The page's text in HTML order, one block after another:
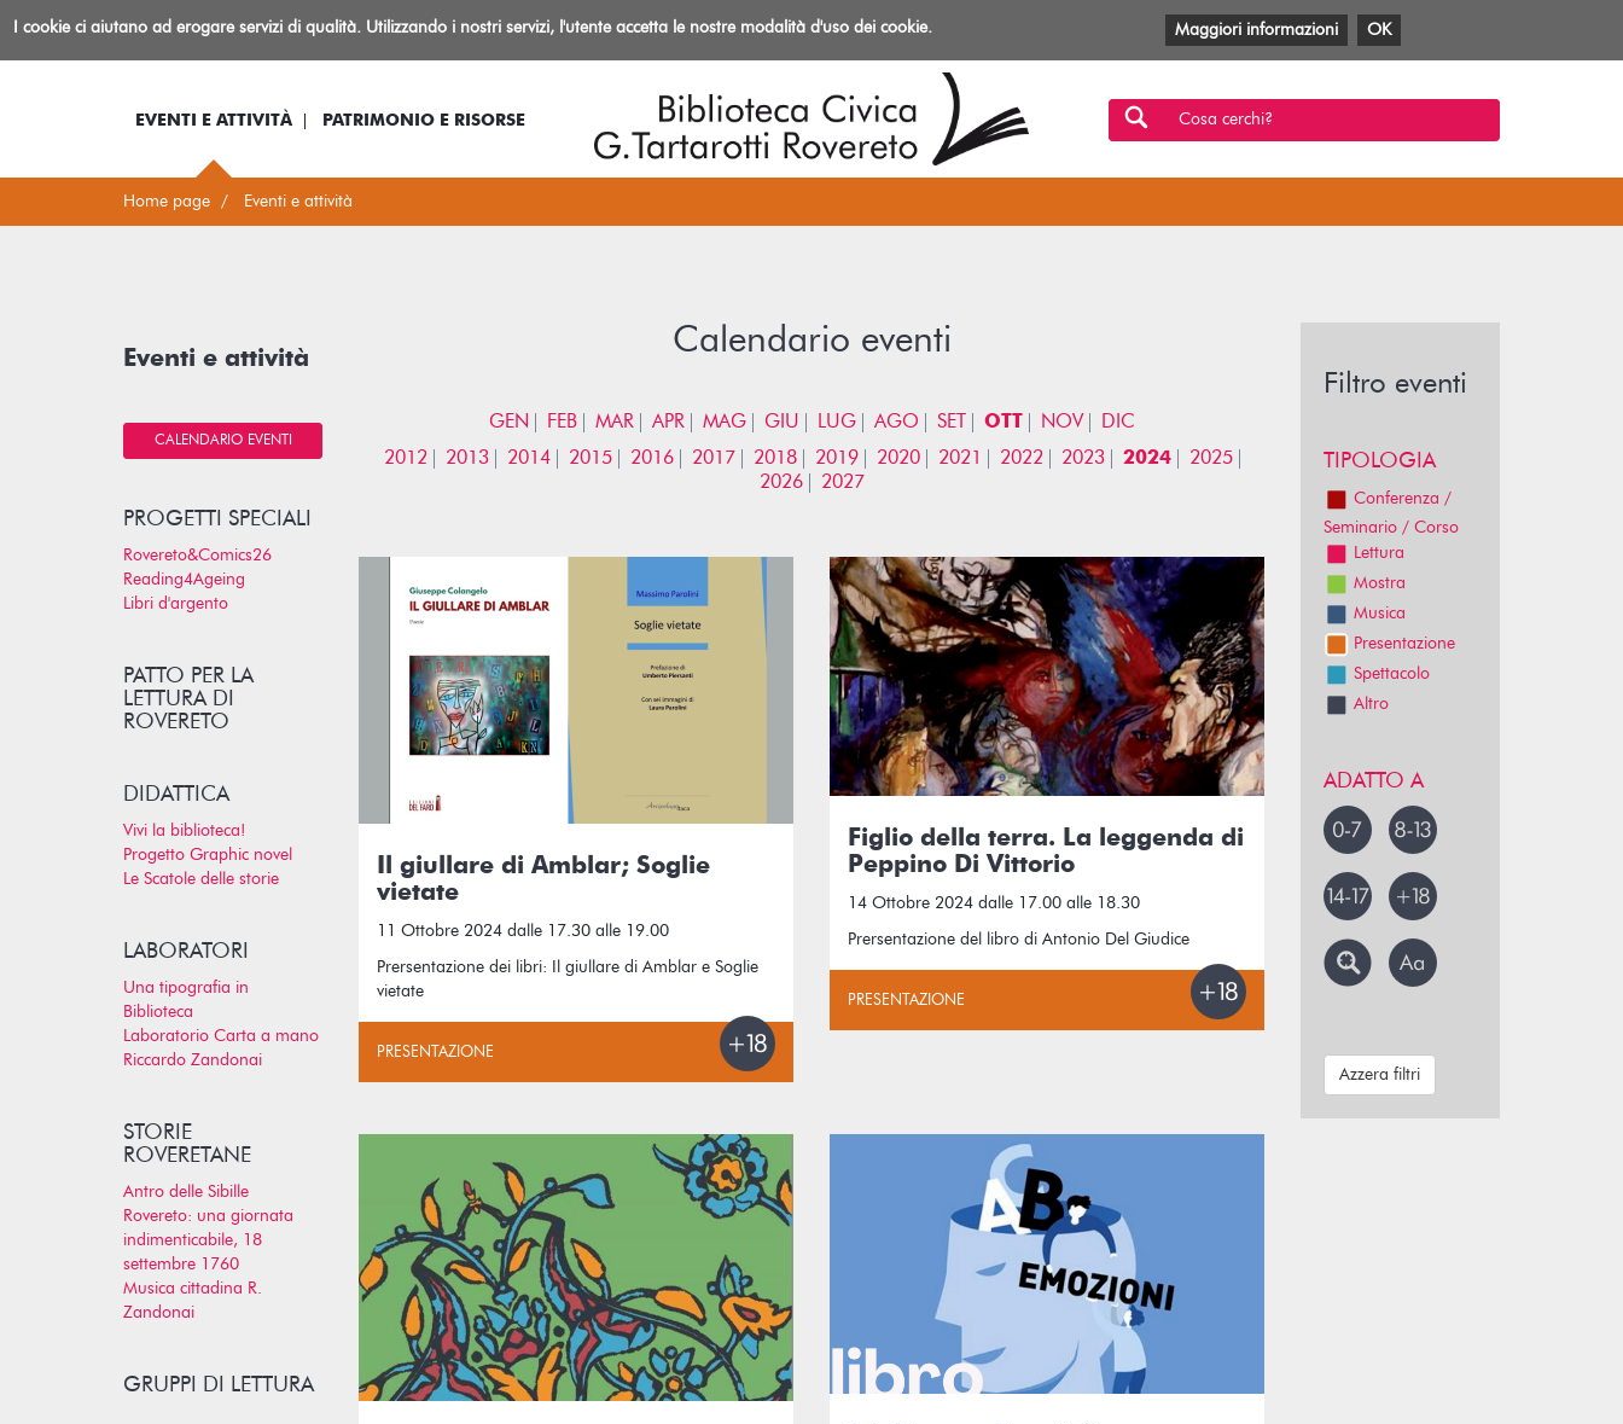
BibliotecaIo sono... Log-in Informazioni
Facebook
TwitterYouTube
Anobii
SBTMlol
EVENTI E ATTIVITÀ PATRIMONIO E RISORSE Cosa cerchi?
Home page Eventi e attività
Calendario eventi
GEN FEB MAR APR MAG GIU LUG AGO SET OTT NOV
DIC
2012
2013 2014 2015 2016 2017 2018 2019 2020 2021 2022 2023 2024
2025
2026
2027
Il giullare di Amblar; Soglie
vietate
11 Ottobre 2024 dalle 17.30 alle 19.00
Prersentazione dei libri: Il giullare di Amblar e Soglie
vietate
PRESENTAZIONE
Figlio della terra. La leggenda di
Peppino Di Vittorio
14 Ottobre 2024 dalle 17.00 alle 18.30
Prersentazione del libro di Antonio Del Giudice
PRESENTAZIONE
Eventi e attività
CALENDARIO EVENTI
PROGETTI SPECIALI
Rovereto&Comics26
Reading4Ageing
Libri d'argento
PATTO PER LA
LETTURA DI
ROVERETO
DIDATTICA
Vivi la biblioteca!
Progetto Graphic novel
Le Scatole delle storie
LABORATORI
Una tipografia in
Biblioteca
Laboratorio Carta a mano
Riccardo Zandonai
STORIE
ROVERETANE
Antro delle Sibille
Rovereto: una giornata
indimenticabile, 18
settembre 1760
Musica cittadina R.
Zandonai
GRUPPI DI LETTURA
Filtro eventi
TIPOLOGIA
Conferenza /
Seminario / Corso
Lettura
Mostra
Musica
Presentazione
Spettacolo
Altro
ADATTO A
Azzera filtri
I cookie ci aiutano ad erogare servizi di qualità. Utilizzando i nostri servizi, l'utente accetta le nostre modalità d'uso dei cookie. Maggiori informazioni OK